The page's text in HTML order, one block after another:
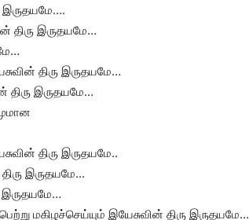
இருதயமே….
திரு இருதயமே…
திரு இருதயமே…
திரு இருதயமே…
திரு இருதயமே..
இருதயமே…
இருதயமே…
மகிழச்செய்யும் இயேசுவின் திரு இருதயமே…